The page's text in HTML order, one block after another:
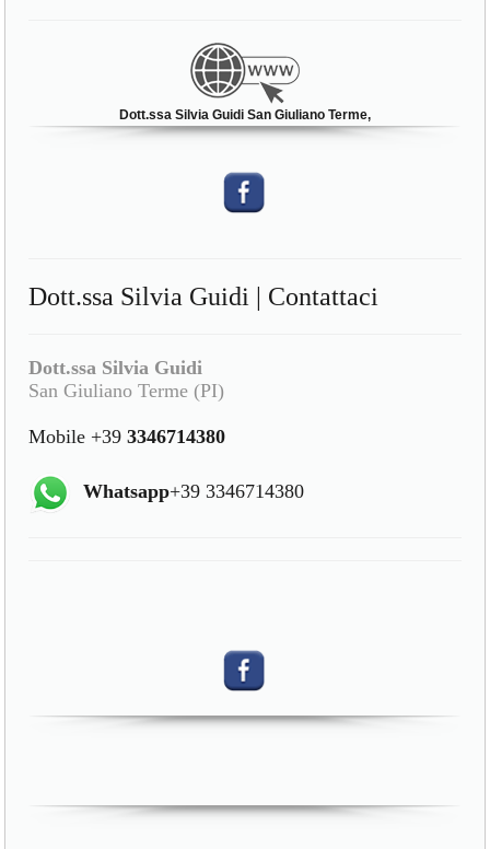
Dott.ssa Silvia Guidi San Giuliano Terme,
Dott.ssa Silvia Guidi | Contattaci
Dott.ssa Silvia Guidi
San Giuliano Terme (PI)
Mobile +393346714380
Whatsapp+39 3346714380